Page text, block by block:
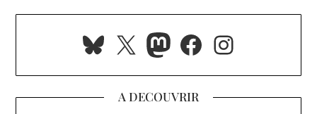
Bluesky
X Mastodon
Facebook
A DECOUVRIR